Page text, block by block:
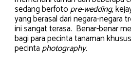
sedang berfotopre-wedding,
yang berasal dari negara-negara
ini sangat terasa. Benar-benar
bagi para pecinta tanaman
pecintaphotography.